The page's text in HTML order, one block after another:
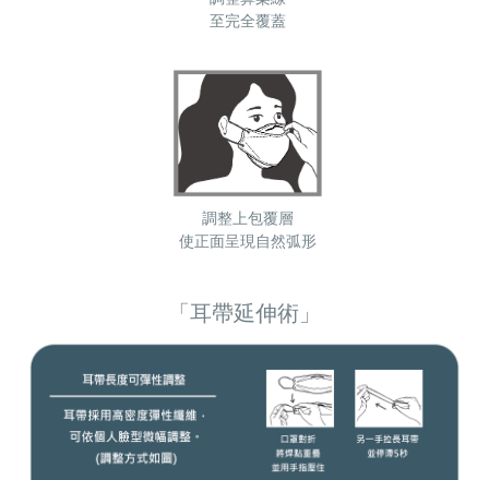
至完全覆蓋
調整上包覆層
使正面呈現自然弧形
「耳帶延伸術」